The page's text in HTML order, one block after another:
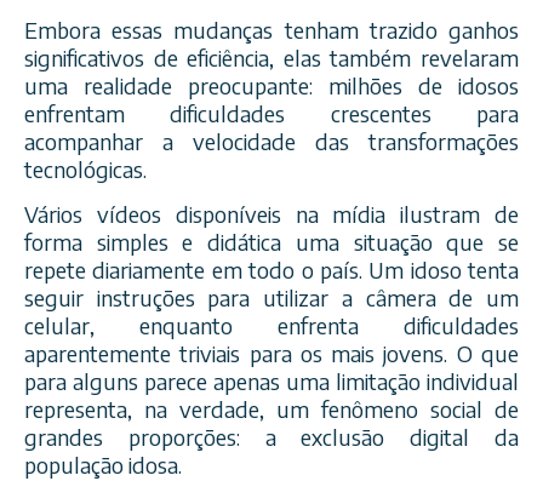
Embora essas mudanças tenham trazido ganhos
significativos de eficiência, elas também revelaram
uma realidade preocupante: milhões de idosos
enfrentam dificuldades crescentes para
acompanhar a velocidade das transformações
tecnológicas.
Vários vídeos disponíveis na mídia ilustram de
forma simples e didática uma situação que se
repete diariamente em todo o país. Um idoso tenta
seguir instruções para utilizar a câmera de um
celular, enquanto enfrenta dificuldades
aparentemente triviais para os mais jovens. O que
para alguns parece apenas uma limitação individual
representa, na verdade, um fenômeno social de
grandes proporções: a exclusão digital da
população idosa.